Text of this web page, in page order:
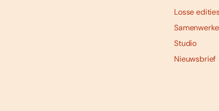
Losse
Studio
Nieuwsbrief